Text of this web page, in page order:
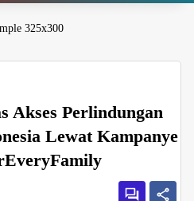
Akses Perlindungan
Lewat Kampanye